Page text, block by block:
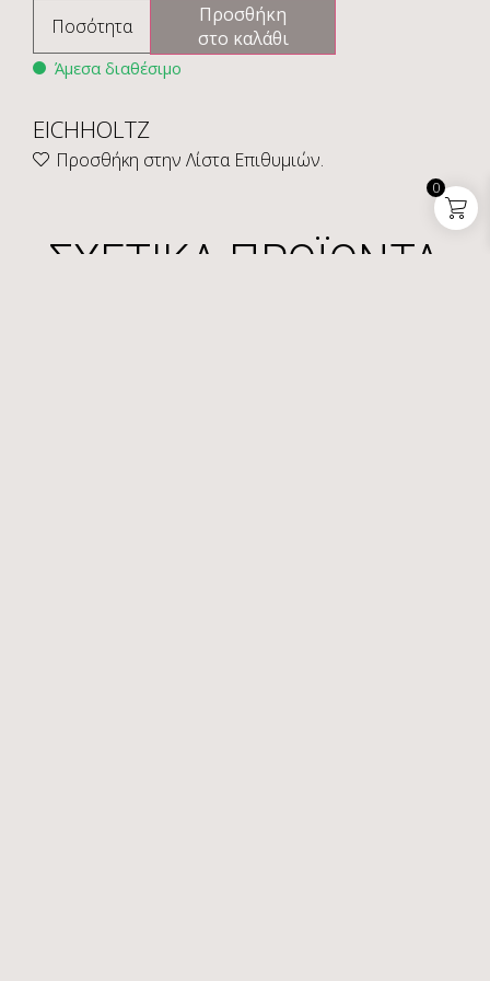
0
Ποσότητα
Προσθήκη
στο καλάθι
Άμεσα διαθέσιμο
EICHHOLTZ
Προσθήκη στην Λίστα Επιθυμιών.
ΣΧΕΤΙΚΑ ΠΡΟΪΟΝΤΑ